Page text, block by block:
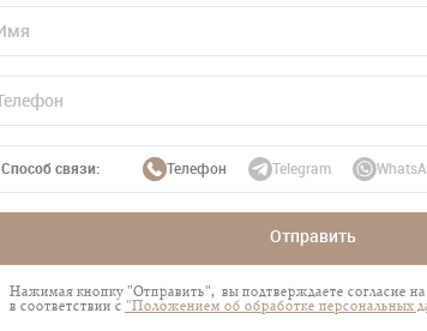
Способ связи: Телефон Telegram
Отправить
Нажимая кнопку "Отправить", вы подтверждаете согласие
в соответствии с "Положением об обработке